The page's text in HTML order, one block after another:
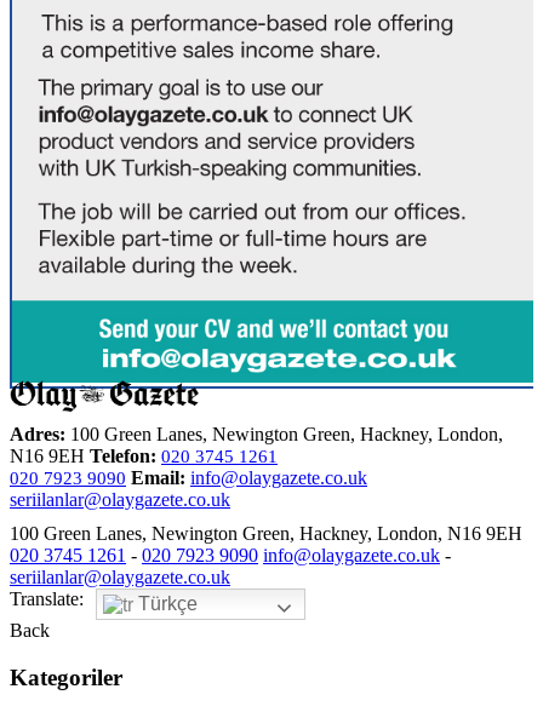
Adres: 100 Green Lanes, Newington Green, Hackney, London,
N16 9EH Telefon: 020 3745 1261
020 7923 9090 Email: info@olaygazete.co.uk
seriilanlar@olaygazete.co.uk
100 Green Lanes, Newington Green, Hackney, London, N16 9EH
020 3745 1261 - 020 7923 9090 info@olaygazete.co.uk -
seriilanlar@olaygazete.co.uk
Translate:
Türkçe
Back
Kategoriler